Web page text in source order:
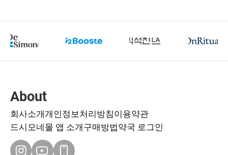
About
회사소개개인정보처리방침이용약관
드시모네몰 앱 소개구매방법약국 로그인